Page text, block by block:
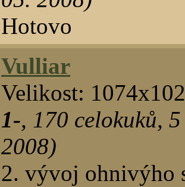
Hotovo
Vulliar
Velikost:
1-, 170 celokuků,5
2008)
2. vývoj ohnivýho